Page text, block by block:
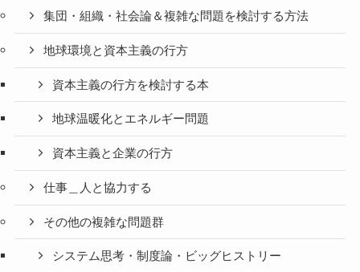
集団・組織・社会論＆複雑な問題を検討する方法
地球環境と資本主義の行方
資本主義の行方を検討する本
地球温暖化とエネルギー問題
資本主義と企業の行方
仕事＿人と協力する
その他の複雑な問題群
システム思考・制度論・ビッグヒストリー